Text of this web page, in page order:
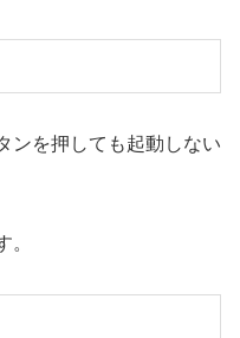
ンを押しても起動しない
。